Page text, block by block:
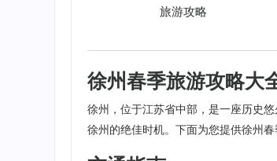
旅游攻略
徐州春季旅游攻略大
徐州，位于江苏省中部，是一座历史
徐州的绝佳时机。下面为您提供徐州